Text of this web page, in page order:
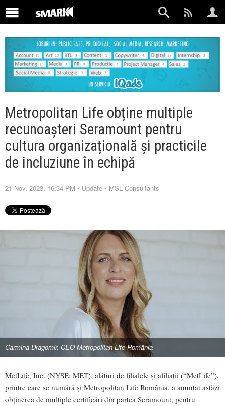
Metropolitan Life obține multiple
recunoașteri Seramount pentru
cultura organizațională și practicile
de incluziune în echipă
21 Nov. 2023, 16:34 PM • Update • MSL Consultants
Carmina Dragomir, CEO Metropolitan Life România
MetLife, Inc. (NYSE: MET), alături de filialele și afiliații (“MetLife”),
printre care se numără și Metropolitan Life România, a anunțat astăzi
obținerea de multiple certificări din partea Seramount, pentru